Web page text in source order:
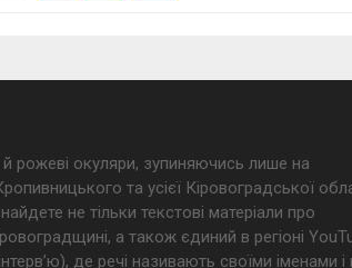
рожеві окуляри, зупиняючись лише на
та усієї Кіровоградської
не тільки текстові матеріали про
а також єдиний в регіоні
де речі називають своїми іменами і